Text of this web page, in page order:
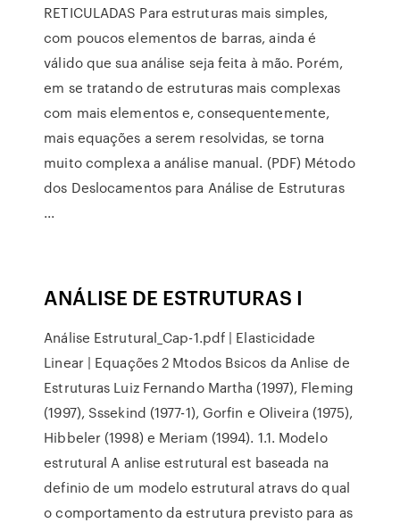
RETICULADAS Para estruturas mais simples,
com poucos elementos de barras, ainda é
válido que sua análise seja feita à mão. Porém,
em se tratando de estruturas mais complexas
com mais elementos e, consequentemente,
mais equações a serem resolvidas, se torna
muito complexa a análise manual. (PDF) Método
dos Deslocamentos para Análise de Estruturas
...
ANÁLISE DE ESTRUTURAS I
Análise Estrutural_Cap-1.pdf | Elasticidade
Linear | Equações 2 Mtodos Bsicos da Anlise de
Estruturas Luiz Fernando Martha (1997), Fleming
(1997), Sssekind (1977-1), Gorfin e Oliveira (1975),
Hibbeler (1998) e Meriam (1994). 1.1. Modelo
estrutural A anlise estrutural est baseada na
definio de um modelo estrutural atravs do qual
o comportamento da estrutura previsto para as